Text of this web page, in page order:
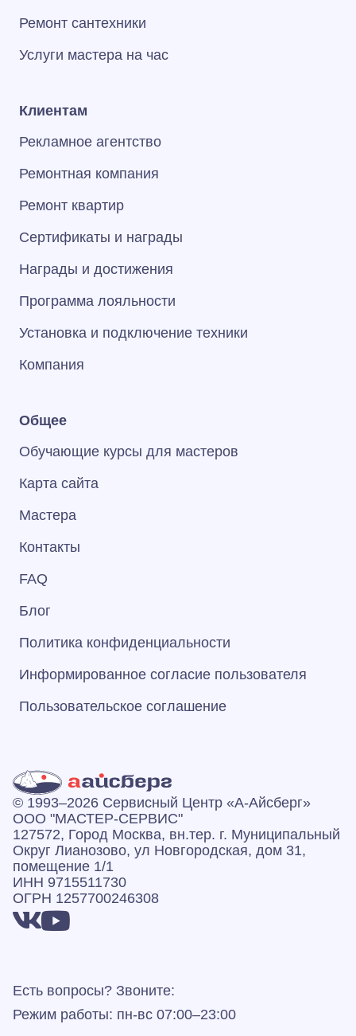
Ремонт сантехники
Услуги мастера на час
Клиентам
Рекламное агентство
Ремонтная компания
Ремонт квартир
Сертификаты и награды
Награды и достижения
Программа лояльности
Установка и подключение техники
Компания
Общее
Обучающие курсы для мастеров
Карта сайта
Мастера
Контакты
FAQ
Блог
Политика конфиденциальности
Информированное согласие пользователя
Пользовательское соглашение
© 1993–2026 Сервисный Центр «А‑Айсберг»
ООО "МАСТЕР-СЕРВИС"
127572, Город Москва, вн.тер. г. Муниципальный
Округ Лианозово, ул Новгородская, дом 31,
помещение 1/1
ИНН 9715511730
ОГРН 1257700246308
Есть вопросы? Звоните:
Режим работы: пн-вс 07:00–23:00